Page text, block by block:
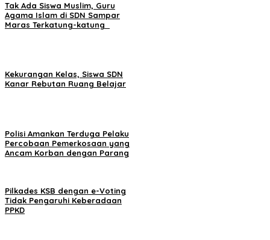
Tak Ada Siswa Muslim, Guru
Agama Islam di SDN Sampar
Maras Terkatung-katung ‎
Kekurangan Kelas, Siswa SDN
Kanar Rebutan Ruang Belajar
Polisi Amankan Terduga Pelaku
Percobaan Pemerkosaan yang
Ancam Korban dengan Parang
Pilkades KSB dengan e-Voting
Tidak Pengaruhi Keberadaan
PPKD